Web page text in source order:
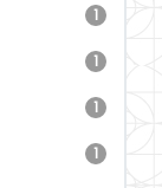
1
1
1
1